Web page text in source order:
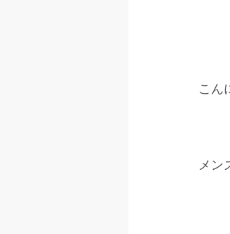
こん
メン